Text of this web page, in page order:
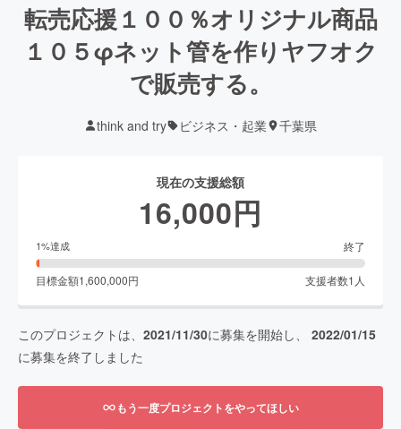
転売応援１００％オリジナル商品
１０５φネット管を作りヤフオク
で販売する。
think and try ビジネス・起業 千葉県
現在の支援総額
16,000円
1%達成 終了
目標金額1,600,000円 支援者数1 人
このプロジェクトは、 2021/11/30に募集を開始し、 2022/01/15
に募集を終了しました
もう一度プロジェクトをやってほしい